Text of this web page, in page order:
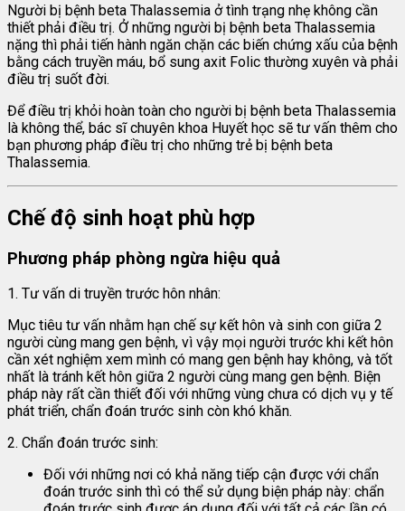
Người bị bệnh beta Thalassemia ở tình trạng nhẹ không cần
thiết phải điều trị. Ở những người bị bệnh beta Thalassemia
nặng thì phải tiến hành ngăn chặn các biến chứng xấu của bệnh
bằng cách truyền máu, bổ sung axit Folic thường xuyên và phải
điều trị suốt đời.
Để điều trị khỏi hoàn toàn cho người bị bệnh beta Thalassemia
là không thể, bác sĩ chuyên khoa Huyết học sẽ tư vấn thêm cho
bạn phương pháp điều trị cho những trẻ bị bệnh beta
Thalassemia.
Chế độ sinh hoạt phù hợp
Phương pháp phòng ngừa hiệu quả
1. Tư vấn di truyền trước hôn nhân:
Mục tiêu tư vấn nhằm hạn chế sự kết hôn và sinh con giữa 2
người cùng mang gen bệnh, vì vậy mọi người trước khi kết hôn
cần xét nghiệm xem mình có mang gen bệnh hay không, và tốt
nhất là tránh kết hôn giữa 2 người cùng mang gen bệnh. Biện
pháp này rất cần thiết đối với những vùng chưa có dịch vụ y tế
phát triển, chẩn đoán trước sinh còn khó khăn.
2. Chẩn đoán trước sinh:
Đối với những nơi có khả năng tiếp cận được với chẩn
đoán trước sinh thì có thể sử dụng biện pháp này: chẩn